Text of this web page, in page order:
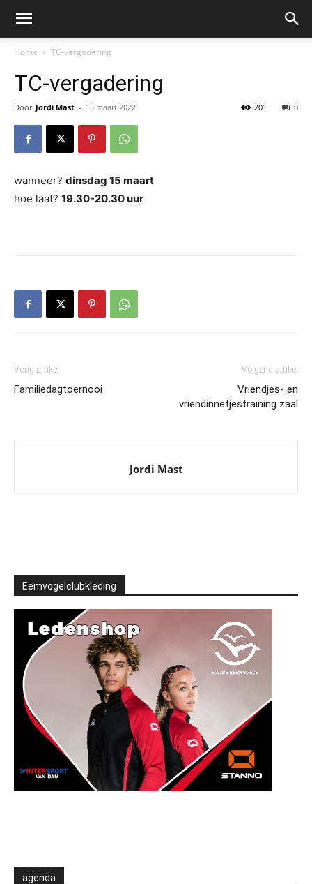
Home TC-vergadering
TC-vergadering
Door Jordi Mast - 15 maart 2022 0
201
wanneer? dinsdag 15 maart
hoe laat? 19.30-20.30 uur
Vorig artikel
Familiedagtoernooi
Volgend artikel
Vriendjes- en
vriendinnetjestraining zaal
Jordi Mast
Eemvogelclubkleding
agenda